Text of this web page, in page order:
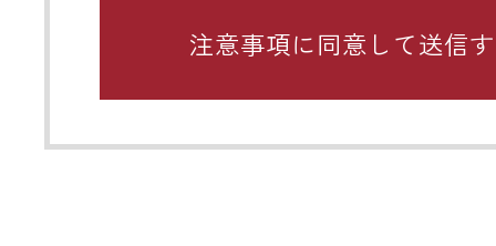
関するお願い
携帯メールのドメイン指定受信や、